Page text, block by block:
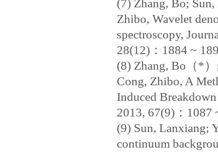
(7) Zhang, Bo;
Zhibo, Wavelet
spectroscopy,
28(12)：1884 ~
(8) Zhang, Bo（*
Cong, Zhibo, A
Induced
2013, 67(9)：
(9) Sun, Lanxiang;
continuum